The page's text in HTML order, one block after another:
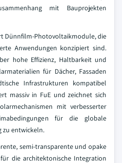
mit Bauprojekten
Dünnfilm-Photovoltaikmodule, die
Anwendungen konzipiert sind.
hohe Effizienz, Haltbarkeit und
für Dächer, Fassaden
Infrastrukturen kompatibel
massiv in FuE und zeichnet sich
mit verbesserter
für die globale
zu entwickeln.
semi-transparente und opake
die architektonische Integration